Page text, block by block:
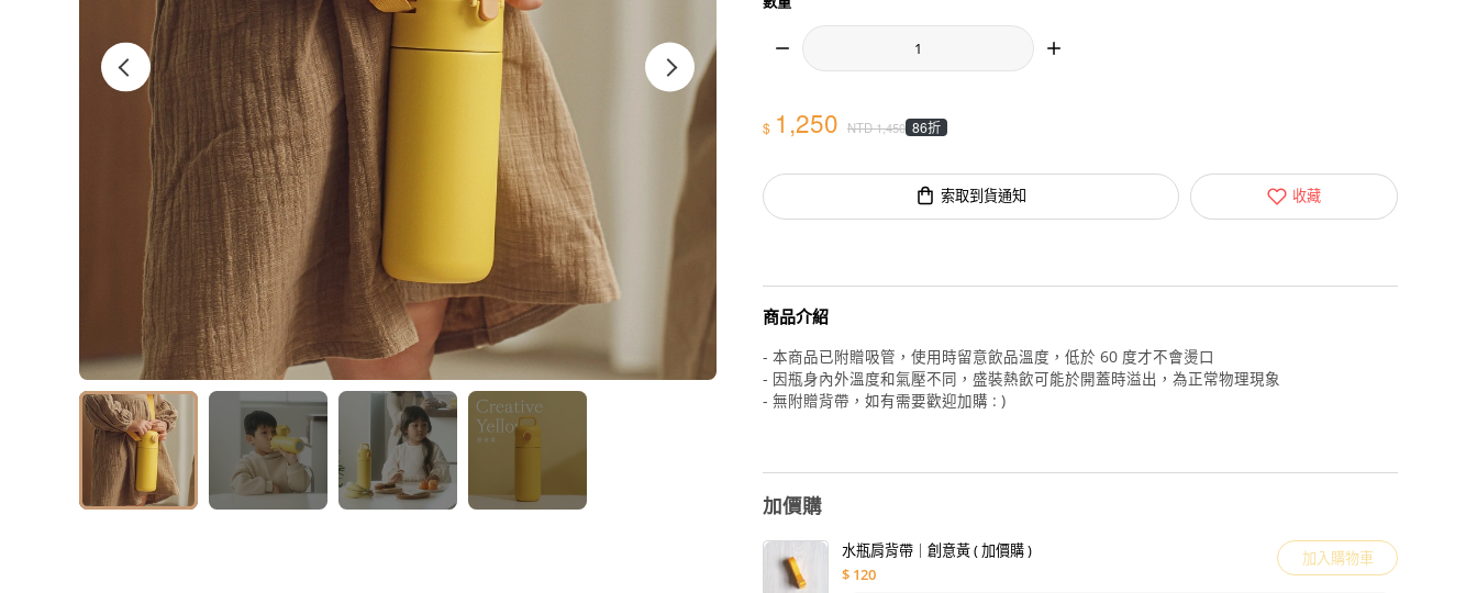
$ 1,250 NTD1,450 86折
索取到貨通知 收藏
商品介紹
- 本商品已附贈吸管，使用時留意飲品溫度，低於 60 度才不會燙口
- 因瓶身內外溫度和氣壓不同，盛裝熱飲可能於開蓋時溢出，為正常物理現象
- 無附贈背帶，如有需要歡迎加購 : )
加價購
水瓶肩背帶｜創意黃 ( 加價購 )
$ 120
加入購物車